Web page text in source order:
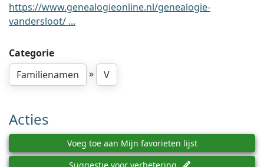
https://www.genealogieonline.nl/genealogie-
vandersloot/ ...
Categorie
Familienamen
» V
Acties
Voeg toe aan Mijn favorieten lijst